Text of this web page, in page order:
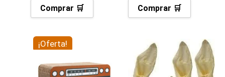
Comprar 🛒 Comprar 🛒
¡Oferta!
original
actual